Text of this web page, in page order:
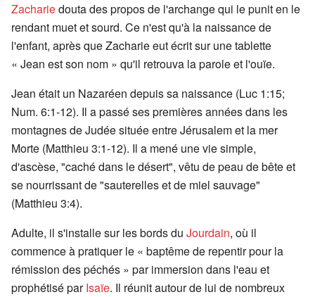
Zachariedouta des propos de l'archange qui le punit en le
rendant muet et sourd. Ce n'est qu'à la naissance de
l'enfant, après que Zacharie eut écrit sur une tablette
« Jean est son nom » qu'il retrouva la parole et l'ouïe.
Jean était un Nazaréen depuis sa naissance (Luc 1:15;
Num. 6:1-12). Il a passé ses premières années dans les
montagnes de Judée située entre Jérusalem et la mer
Morte (Matthieu 3:1-12). Il a mené une vie simple,
d'ascèse, "caché dans le désert", vêtu de peau de bête et
se nourrissant de "sauterelles et de miel sauvage"
(Matthieu 3:4).
Adulte, il s'installe sur les bords du Jourdain, où il
commence à pratiquer le « baptême de repentir pour la
rémission des péchés » par immersion dans l'eau et
prophétisé parIsaïe. Il réunit autour de lui de nombreux